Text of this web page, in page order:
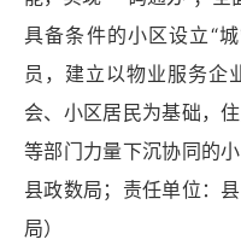
具备条件的小区设立“
员，建立以物业服务企
会、小区居民为基础，
等部门力量下沉协同的
县政数局；责任单位：
局）